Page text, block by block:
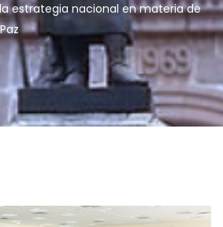
estrategia nacional en materia de